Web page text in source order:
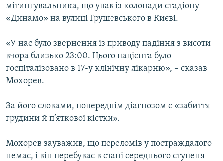
СПЕЦПРОЕКТИ
ДЕПОРТАЦІЯ
ВІДЕОУРОКИ «ELIFBE»
СВІДЧЕННЯ ОКУПАЦІЇ
УКРАЇНСЬКА ПРОБЛЕМА КРИМУ
ЯК ОБІЙТИ БЛОКУВАННЯ
Русский
Qırımtatar
Усі сайти RFE/RL
мітингувальника, що упав із колонади стадіону
«Динамо» на вулиці Грушевського в Києві.
«У нас було звернення із приводу падіння з висоти
вчора близько 23:00. Цього пацієнта було
госпіталізовано в 17-у клінічну лікарню», – сказав
Мохорев.
За його словами, попереднім діагнозом є «забиття
грудини й п’яткової кістки».
Мохорев зауважив, що переломів у постраждалого
немає, і він перебуває в стані середнього ступеня